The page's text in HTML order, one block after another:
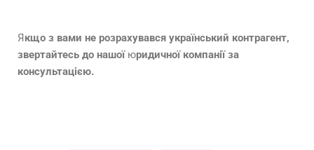
Якщо з вами не розрахувався український контрагент,
звертайтесь до нашоїюридичної компанії за
консультацією.